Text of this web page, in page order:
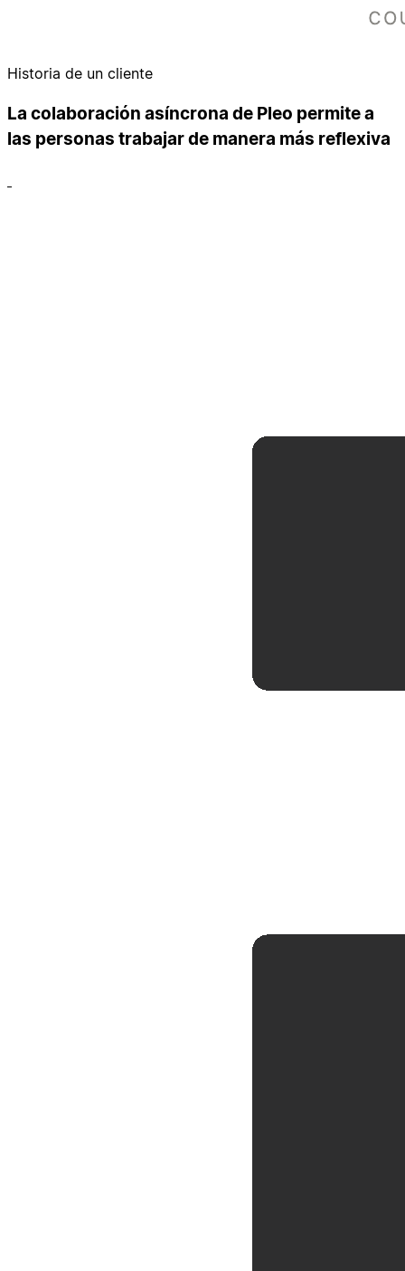
Historia de un cliente
La colaboración asíncrona de Pleo permite a
las personas trabajar de manera más reflexiva